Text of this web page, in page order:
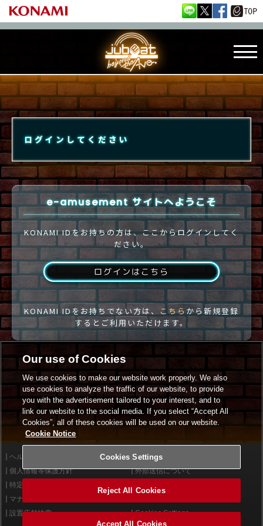
ログインしてください
e-amusement サイトへようこそ
KONAMI IDをお持ちの方は、ここからログインしてく
ださい。
ログインはこちら
KONAMI IDをお持ちでない方は、 こちらから新規登録
するとご利用いただけます。
ヘルプ
利用規約
個人情報等保護方針
外部送信について
特定商取引法に基づく表示
マナー＆ルール
設置店舗検索
Cookies Settings
Our use of Cookies
We use cookies to make our website work properly. We also
use cookies to analyze the traffic of our website, to provide
you with the advertisement tailored to your interest, and to
link our website to the social media. If you select “Accept All
Cookies”, all of these cookies will be used on our website.
Cookie Notice
Cookies Settings
Reject All Cookies
Accept All Cookies